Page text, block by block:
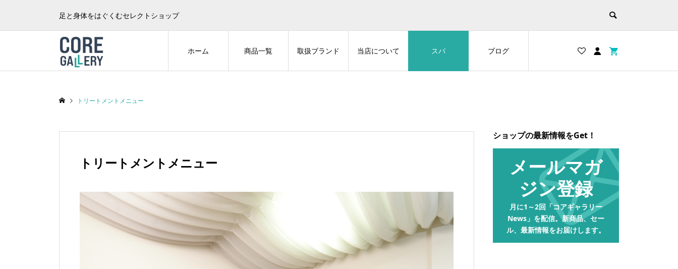
足と身体をはぐくむセレクトショップ
ホーム 商品一覧 取扱ブランド 当店について スパ ブログ
トリートメントメニュー
トリートメントメニュー
ショップの最新情報をGet！
メールマガ
ジン登録
月に1～2回「コアギャラリー
News」を配信。新商品、セー
ル、最新情報をお届けします。